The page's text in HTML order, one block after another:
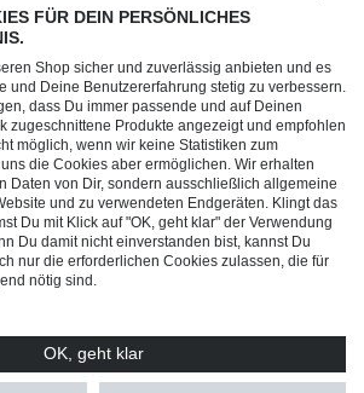
& Co. KG – Alle Rechte vorbehalten
FÜR DEIN PERSÖNLICHES
Shop sicher und zuverlässig anbieten und es
und Deine Benutzererfahrung stetig zu verbessern.
dass Du immer passende und auf Deinen
zugeschnittene Produkte angezeigt und empfohlen
möglich, wenn wir keine Statistiken zum
die Cookies aber ermöglichen. Wir erhalten
Daten von Dir, sondern ausschließlich allgemeine
und zu verwendeten Endgeräten. Klingt das
Du mit Klick auf "OK, geht klar" der Verwendung
Du damit nicht einverstanden bist, kannst Du
nur die erforderlichen Cookies zulassen, die für
nötig sind.
OK, geht klar